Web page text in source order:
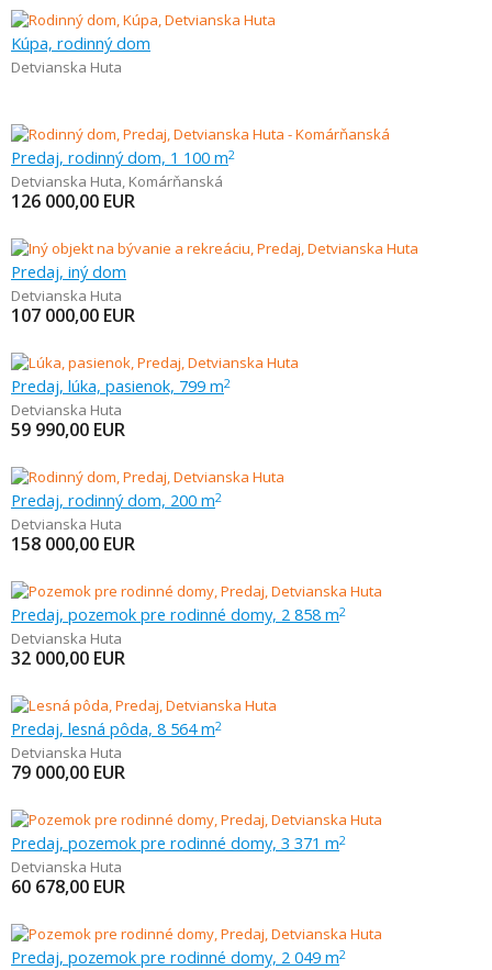
Kúpa, rodinný dom
Detvianska Huta
Predaj, rodinný dom, 1 100 m2
Detvianska Huta, Komárňanská
126 000,00 EUR
Predaj, iný dom
Detvianska Huta
107 000,00 EUR
Predaj, lúka, pasienok, 799 m2
Detvianska Huta
59 990,00 EUR
Predaj, rodinný dom, 200 m2
Detvianska Huta
158 000,00 EUR
Predaj, pozemok pre rodinné domy, 2 858 m2
Detvianska Huta
32 000,00 EUR
Predaj, lesná pôda, 8 564 m2
Detvianska Huta
79 000,00 EUR
Predaj, pozemok pre rodinné domy, 3 371 m2
Detvianska Huta
60 678,00 EUR
Predaj, pozemok pre rodinné domy, 2 049 m2